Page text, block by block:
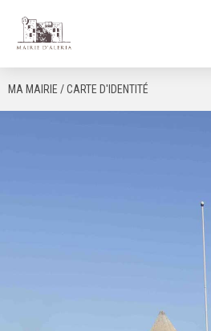
MA MAIRIE / CARTE D'IDENTITÉ